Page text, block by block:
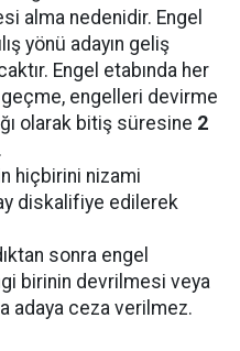
alma nedenidir. Engel
yönü adayın geliş
Engel etabında her
engelleri devirme
olarak bitiş süresine 2
hiçbirini nizami
diskalifiye edilerek
sonra engel
birinin devrilmesi veya
adaya ceza verilmez.